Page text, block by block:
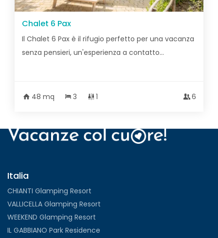
Chalet 6 Pax
Il Chalet 6 Pax è il rifugio perfetto per una vacanza
senza pensieri, un'esperienza a contatto...
48 mq 3 1 6
Italia
CHIANTI Glamping Resort
VALLICELLA Glamping Resort
WEEKEND Glamping Resort
IL GABBIANO Park Residence